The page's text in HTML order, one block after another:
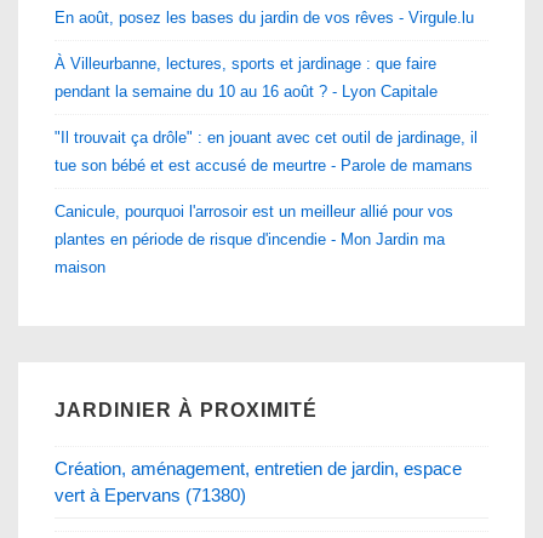
En août, posez les bases du jardin de vos rêves - Virgule.lu
À Villeurbanne, lectures, sports et jardinage : que faire
pendant la semaine du 10 au 16 août ? - Lyon Capitale
"Il trouvait ça drôle" : en jouant avec cet outil de jardinage, il
tue son bébé et est accusé de meurtre - Parole de mamans
Canicule, pourquoi l'arrosoir est un meilleur allié pour vos
plantes en période de risque d'incendie - Mon Jardin ma
maison
JARDINIER À PROXIMITÉ
Création, aménagement, entretien de jardin, espace
vert à Epervans (71380)